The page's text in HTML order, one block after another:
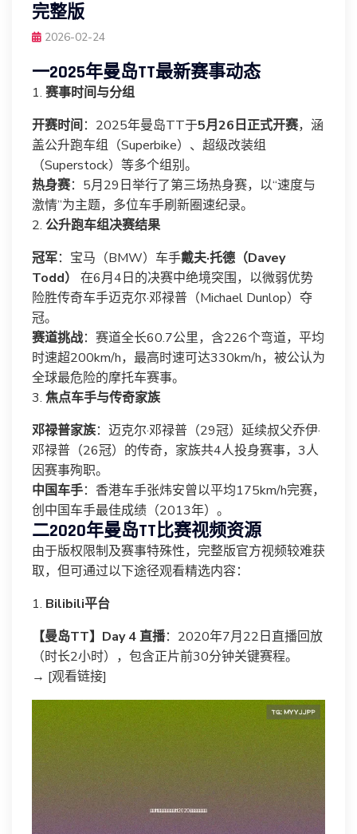
完整版
2026-02-24
一2025年曼岛TT最新赛事动态
1. 赛事时间与分组
开赛时间 ：2025年曼岛TT于5月26日正式开赛，涵
盖公升跑车组（Superbike）、超级改装组
（Superstock）等多个组别。
热身赛：5月29日举行了第三场热身赛，以“速度与
激情”为主题，多位车手刷新圈速纪录。
2. 公升跑车组决赛结果
冠军：宝马（BMW）车手戴夫·托德（Davey
Todd）
在6月4日的决赛中绝境突围，以微弱优势
险胜传奇车手迈克尔·邓禄普（Michael Dunlop）夺
冠。
赛道挑战：赛道全长60.7公里，含226个弯道，平均
时速超200km/h，最高时速可达330km/h，被公认为
全球最危险的摩托车赛事。
3. 焦点车手与传奇家族
邓禄普家族：迈克尔·邓禄普（29冠）延续叔父乔伊·
邓禄普（26冠）的传奇，家族共4人投身赛事，3人
因赛事殉职。
中国车手：香港车手张炜安曾以平均175km/h完赛，
创中国车手最佳成绩（2013年）。
二2020年曼岛TT比赛视频资源
由于版权限制及赛事特殊性，完整版官方视频较难获
取，但可通过以下途径观看精选内容：
1. Bilibili平台
【曼岛TT】Day 4 直播：2020年7月22日直播回放
（时长2小时），包含正片前30分钟关键赛程。
→ [观看链接]